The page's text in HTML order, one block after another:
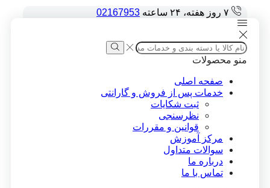
۷ روز هفته، ۲۴ ساعته 02167953
Search
input
Search منو محصولات
صفحه اصلی
خدمات پس از فروش و گارانتی
ثبت شکایات
نظرسنجی
قوانین و مقررات
مرکز آموزش
سوالات متداول
درباره ما
تماس با ما